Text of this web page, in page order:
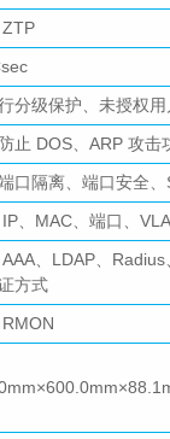
分级保护、未授权用
止 DOS、ARP 攻击
口隔离、端口安全
、MAC、端口、
、LDAP、
方式